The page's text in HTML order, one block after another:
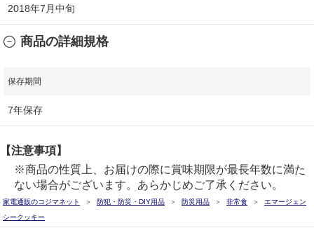
2018年7月中旬
商品の詳細規格
保存期間
7年保存
【注意事項】
※商品の性質上、お届けの際に賞味期限が最長年数に満た
ない場合がございます。あらかじめご了承ください。
家電通販のコジマネット 防犯・防災・DIY用品 防災用品 非常食
エマージェン
シークッキー